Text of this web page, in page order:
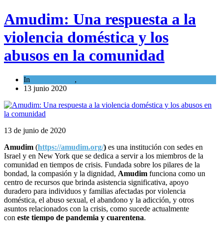
Amudim: Una respuesta a la
violencia doméstica y los
abusos en la comunidad
In ,
13 junio 2020
13 de junio de 2020
Amudim (https://amudim.org/) es una institución con sedes en
Israel y en New York que se dedica a servir a los miembros de la
comunidad en tiempos de crisis. Fundada sobre los pilares de la
bondad, la compasión y la dignidad, Amudim funciona como un
centro de recursos que brinda asistencia significativa, apoyo
duradero para individuos y familias afectadas por violencia
doméstica, el abuso sexual, el abandono y la adicción, y otros
asuntos relacionados con la crisis, como sucede actualmente
con este tiempo de pandemia y cuarentena.